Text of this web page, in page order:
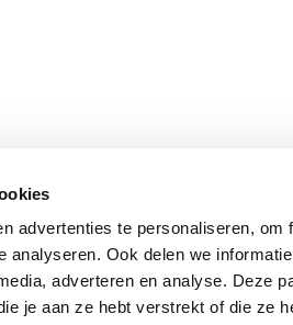
advertenties te personaliseren, om
analyseren. Ook delen we
adverteren en analyse. Deze
je aan ze hebt verstrekt of die ze